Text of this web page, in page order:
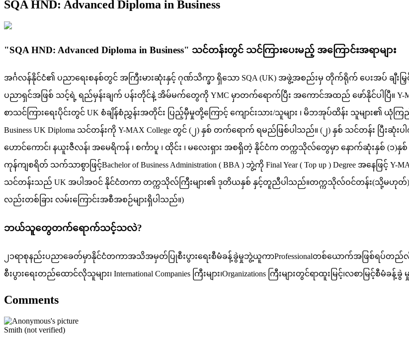
SQA HND: Advanced Diploma in Business
"SQA HND: Advanced Diploma in Business" သင်တန်းတွင် သင်ကြားပေးမည့် အကြောင်းအရာများ
အင်္ဂလန်နိုင်ငံ၏ ပညာရေးစနစ်တွင် အကြီးမားဆုံးနှင့် ဂုဏ်သိက္ခာ ရှိသော SQA (UK) အဖွဲ့အစည်းမှ တိုက်ရိုက် ပေးအပ် ချီးမြှင့်မည့်
ပညာရှင်အဖြစ် သင့်ရဲ့ ရည်မှန်းချက် ပန်းတိုင်နဲ့ အိမ်မက်တွေကို YMC မှာတက်ရောက်ပြီး အကောင်အထည် ဖော်နိုင်ပါပြီ။ Y-
စာသင်ကြားရေးပိုင်းတွင် UK စံချိန်စံညွှန်းအတိုင်း ပြည့်မှီမှုတို့ကြောင့် ကျောင်းသား/သူများ ၊ မိဘအုပ်ထိန်း သူများ၏ ယုံကြည်စွ
Business UK Diploma သင်တန်းကို Y-MAX College တွင် (၂) နှစ် တက်ရောက် ရမည်ဖြစ်ပါသည်။ (၂) နှစ် သင်တန်း ပြီးဆုံ
ဟောင်ကောင်၊ နယူးဇီလန်၊ အမေရိကန် ၊ စင်္ကာပူ ၊ ထိုင်း ၊ မလေးရှား အစရှိတဲ့ နိုင်ငံက တက္ကသိုလ်တွေမှာ နောက်ဆုံးနှစ် (
ကုန်ကျစရိတ် သက်သာစွာဖြင့်Bachelor of Business Administration ( BBA ) ဘွဲ့ကို Final Year ( Top up ) Degree အနေဖြင့်
သင်တန်းသည် UK အပါအဝင် နိုင်ငံတကာ တက္ကသိုလ်ကြီးများ၏ ဒုတိယနှစ် နှင့်တူညီပါသည်။တက္ကသိုလ်ဝင်တန်း(သို့မဟုတ်)
လည်းတစ်ခြား လမ်းကြောင်းအစီအစဉ်များရှိပါသည်။)
ဘယ်သူတွေတက်ရောက်သင့်သလဲ?
၂၁ရာစုနည်းပညာခေတ်မှာနိုင်ငံတကာအသိအမှတ်ပြုစီးပွားရေးစီမံခန့်ခွဲမှုဘွဲ့ယူကာProfessionalတစ်ယောက်အဖြစ်ရပ်
စီးပွားရေးတည်ထောင်လိုသူများ၊ International Companies ကြီးများ၊Organizations ကြီးများတွင်ရာထူးမြင့်၊လစာ
Comments
Smith (not verified)